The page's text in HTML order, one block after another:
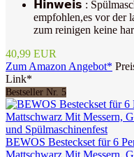
𝗛𝗶𝗻𝘄𝗲𝗶𝘀 :
empfohlen,es vor der
zum reinigen keine
40,99 EUR
Zum Amazon Angebot*
Link*
Bestseller Nr. 5
BEWOS Besteckset für 6
Mattschwarz Mit Messern,